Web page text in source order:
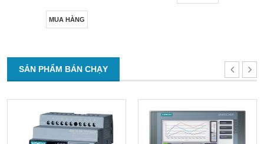
MUA HÀNG
SẢN PHẨM BÁN CHẠY